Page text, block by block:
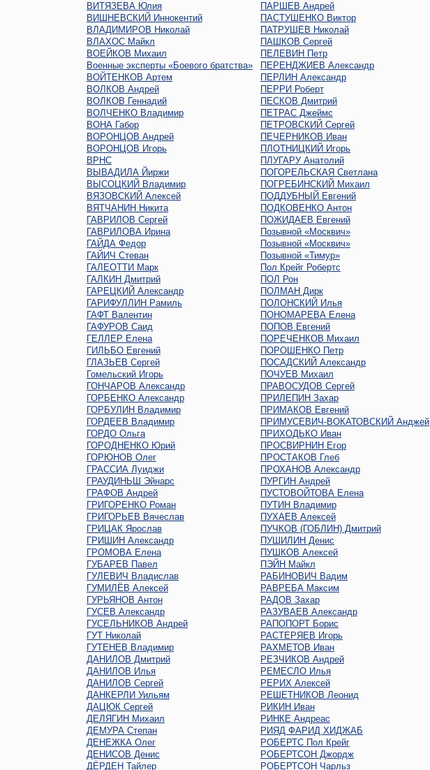
ВИТЯЗЕВА Юлия
ПАРШЕВ Андрей
ВИШНЕВСКИЙ Иннокентий
ПАСТУШЕНКО Виктор
ВЛАДИМИРОВ Николай
ПАТРУШЕВ Николай
ВЛАХОС Майкл
ПАШКОВ Сергей
ВОЕЙКОВ Михаил
ПЕЛЕВИН Петр
Военные эксперты «Боевого братства»
ПЕРЕНДЖИЕВ Александр
ВОЙТЕНКОВ Артем
ПЕРЛИН Александр
ВОЛКОВ Андрей
ПЕРРИ Роберт
ВОЛКОВ Геннадий
ПЕСКОВ Дмитрий
ВОЛЧЕНКО Владимир
ПЕТРАС Джеймс
ВОНА Габор
ПЕТРОВСКИЙ Сергей
ВОРОНЦОВ Андрей
ПЕЧЕРНИКОВ Иван
ВОРОНЦОВ Игорь
ПЛОТНИЦКИЙ Игорь
ВРНС
ПЛУГАРУ Анатолий
ВЫВАДИЛА Йиржи
ПОГОРЕЛЬСКАЯ Светлана
ВЫСОЦКИЙ Владимир
ПОГРЕБИНСКИЙ Михаил
ВЯЗОВСКИЙ Алексей
ПОДДУБНЫЙ Евгений
ВЯТЧАНИН Никита
ПОДКОВЕНКО Антон
ГАВРИЛОВ Сергей
ПОЖИДАЕВ Евгений
ГАВРИЛОВА Ирина
Позывной «Москвич»
ГАЙДА Федор
Позывной «Москвич»
ГАЙИЧ Стеван
Позывной «Тимур»
ГАЛЕОТТИ Марк
Пол Крейг Робертс
ГАЛКИН Дмитрий
ПОЛ Рон
ГАРЕЦКИЙ Александр
ПОЛМАН Дирк
ГАРИФУЛЛИН Рамиль
ПОЛОНСКИЙ Илья
ГАФТ Валентин
ПОНОМАРЕВА Елена
ГАФУРОВ Саид
ПОПОВ Евгений
ГЕЛЛЕР Елена
ПОРЕЧЕНКОВ Михаил
ГИЛЬБО Евгений
ПОРОШЕНКО Петр
ГЛАЗЬЕВ Сергей
ПОСАДСКИЙ Александр
Гомельский Игорь
ПОЧУЕВ Михаил
ГОНЧАРОВ Александр
ПРАВОСУДОВ Сергей
ГОРБЕНКО Александр
ПРИЛЕПИН Захар
ГОРБУЛИН Владимир
ПРИМАКОВ Евгений
ГОРДЕЕВ Владимир
ПРИМУСЕВИЧ-ВОКАТОВСКИЙ Анджей
ГОРДО Ольга
ПРИХОДЬКО Иван
ГОРОДНЕНКО Юрий
ПРОСВИРНИН Егор
ГОРЮНОВ Олег
ПРОСТАКОВ Глеб
ГРАССИА Луиджи
ПРОХАНОВ Александр
ГРАУДИНЬШ Эйнарс
ПУРГИН Андрей
ГРАФОВ Андрей
ПУСТОВОЙТОВА Елена
ГРИГОРЕНКО Роман
ПУТИН Владимир
ГРИГОРЬЕВ Вячеслав
ПУХАЕВ Алексей
ГРИЦАК Ярослав
ПУЧКОВ (ГОБЛИН) Дмитрий
ГРИШИН Александр
ПУШИЛИН Денис
ГРОМОВА Елена
ПУШКОВ Алексей
ГУБАРЕВ Павел
ПЭЙН Майкл
ГУЛЕВИЧ Владислав
РАБИНОВИЧ Вадим
ГУМИЛЁВ Алексей
РАВРЕБА Максим
ГУРЬЯНОВ Антон
РАДОВ Захар
ГУСЕВ Александр
РАЗУВАЕВ Александр
ГУСЕЛЬНИКОВ Андрей
РАПОПОРТ Борис
ГУТ Николай
РАСТЕРЯЕВ Игорь
ГУТЕНЕВ Владимир
РАХМЕТОВ Иван
ДАНИЛОВ Дмитрий
РЕЗЧИКОВ Андрей
ДАНИЛОВ Илья
РЕМЕСЛО Илья
ДАНИЛОВ Сергей
РЕРИХ Алексей
ДАНКЕРЛИ Уильям
РЕШЕТНИКОВ Леонид
ДАЦЮК Сергей
РИКИН Иван
ДЕЛЯГИН Михаил
РИНКЕ Андреас
ДЕМУРА Степан
РИЯД ФАРИД ХИДЖАБ
ДЕНЕЖКА Олег
РОБЕРТС Пол Крейг
ДЕНИСОВ Денис
РОБЕРТСОН Джордж
ДЁРДЕН Тайлер
РОБЕРТСОН Чарльз